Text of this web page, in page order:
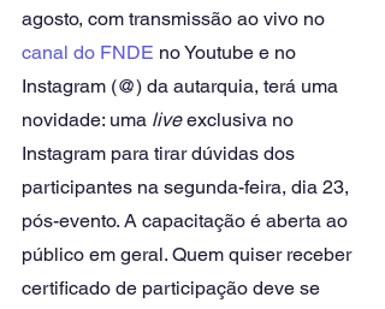
agosto, com transmissão ao vivo no
canal do FNDE no Youtube e no
Instagram (@) da autarquia, terá uma
novidade: uma live exclusiva no
Instagram para tirar dúvidas dos
participantes na segunda-feira, dia 23,
pós-evento. A capacitação é aberta ao
público em geral. Quem quiser receber
certificado de participação deve se